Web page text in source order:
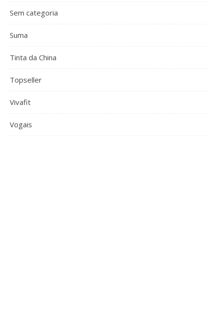
Sem categoria
Suma
Tinta da China
Topseller
Vivafit
Vogais